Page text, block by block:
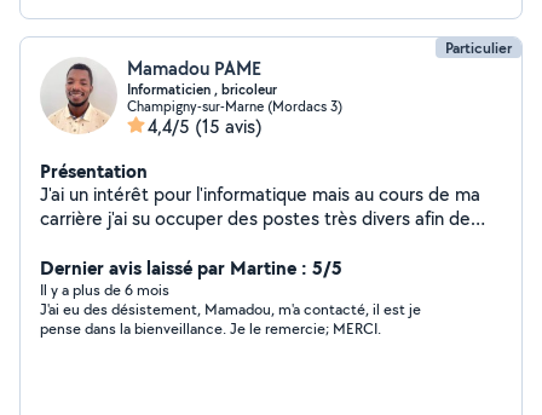
Particulier
Mamadou PAME
Informaticien , bricoleur
Champigny-sur-Marne (Mordacs 3)
4,4/5 (15 avis)
Présentation
J'ai un intérêt pour l'informatique mais au cours de ma
carrière j'ai su occuper des postes très divers afin de
responsable et déterminer. J'aime travailler en équipe je
sais me rendre disponible.
Dernier avis laissé par Martine : 5/5
Il y a plus de 6 mois
J'ai eu des désistement, Mamadou, m'a contacté, il est je
pense dans la bienveillance. Je le remercie; MERCI.